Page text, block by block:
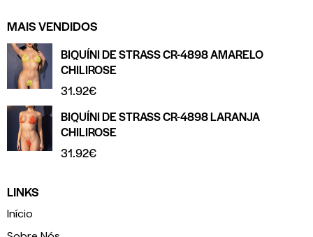
MAIS VENDIDOS
BIQUÍNI DE STRASS CR-4898 AMARELO
CHILIROSE
31.92€
BIQUÍNI DE STRASS CR-4898 LARANJA
CHILIROSE
31.92€
LINKS
Início